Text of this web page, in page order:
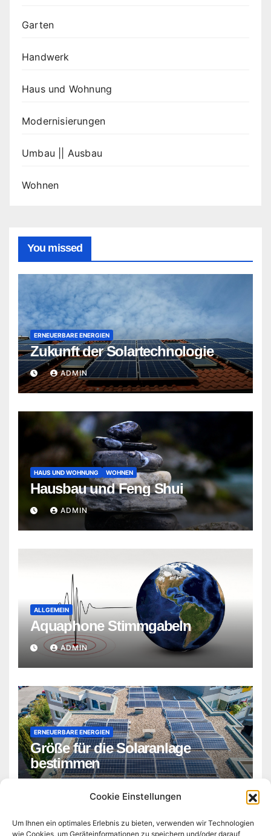
Cookie Einstellungen
Um Ihnen ein optimales Erlebnis zu bieten, verwenden wir Technologien
wie Cookies, um Geräteinformationen zu speichern und/oder darauf
Garten
Handwerk
Haus und Wohnung
Modernisierungen
Umbau || Ausbau
Wohnen
You missed
ERNEUERBARE ENERGIEN
Zukunft der Solartechnologie
ADMIN
HAUS UND WOHNUNG WOHNEN
Hausbau und Feng Shui
ADMIN
ALLGEMEIN
Aquaphone Stimmgabeln
ADMIN
ERNEUERBARE ENERGIEN
Größe für die Solaranlage
bestimmen